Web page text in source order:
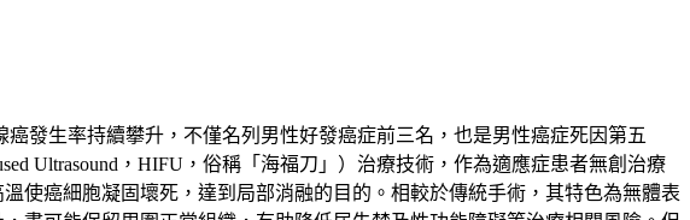
發生率持續攀升，不僅名列男性好發癌症前三名，也是男性癌症死因第五
Ultrasound，HIFU，俗稱「海福刀」）治療技術，作為適應症患者無創治療
使癌細胞凝固壞死，達到局部消融的目的。相較於傳統手術，其特色為無體表